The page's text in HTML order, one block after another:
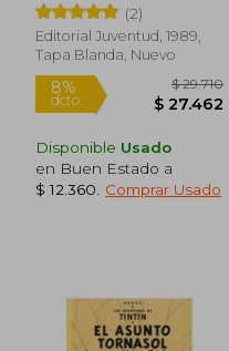
(2)
Editorial Juventud, 1989,
Tapa Blanda, Nuevo
Disponible Usado
en Buen Estado a
$ 12.360
Comprar Usado